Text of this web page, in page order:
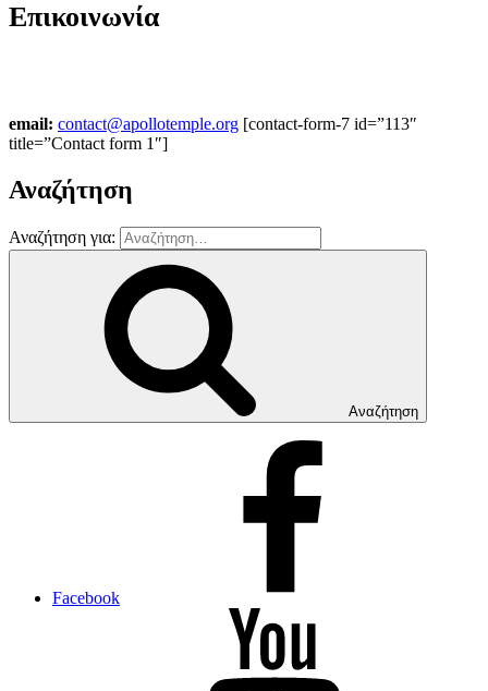
Επικοινωνία
email: contact@apollotemple.org [contact-form-7 id=”113″
title=”Contact form 1″]
Αναζήτηση
Αναζήτηση για:
Αναζήτηση
Facebook